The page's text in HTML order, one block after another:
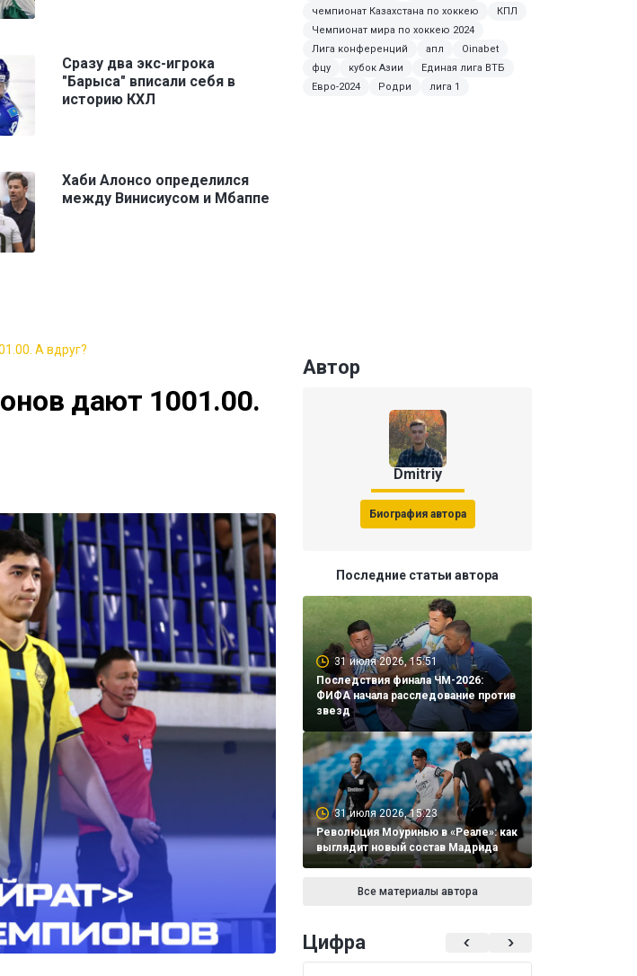
Сразу два экс-игрока
"Барыса" вписали себя в
историю КХЛ
Хаби Алонсо определился
между Винисиусом и Мбаппе
чемпионат Казахстана по хоккею
КПЛ
Чемпионат мира по хоккею 2024
Лига конференций
апл
Oinabet
фцу
кубок Азии
Единая лига ВТБ
Евро-2024
Родри лига 1
А вдруг?
дают 1001.00.
Автор
Dmitriy
Биография автора
Последние статьи автора
31 июля 2026, 15:51
Последствия финала ЧМ-2026:
ФИФА начала расследование против
звезд
31 июля 2026, 15:23
Революция Моуринью в «Реале»: как
выглядит новый состав Мадрида
Все материалы автора
Цифра